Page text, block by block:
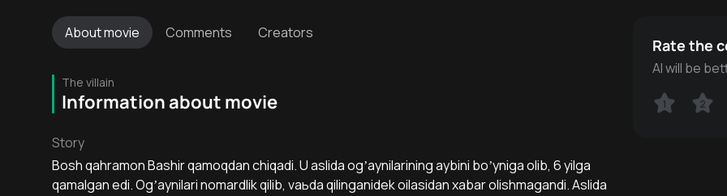
Aboutmovie Comments Creators
The villain
Information about movie
Story
Bosh qahramon Bashir qamoqdan chiqadi. U aslida ogʼaynilarining aybini boʼyniga olib, 6 yilga
qamalgan edi. Ogʼaynilari nomardlik qilib, vaьda qilinganidek oilasidan xabar olishmagandi. Аslida
Rate the
AI will be
1 2
1 2